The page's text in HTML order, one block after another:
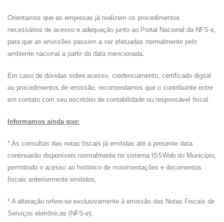
Orientamos que as empresas já realizem os procedimentos
necessários de acesso e adequação junto ao Portal Nacional da NFS-e,
para que as emissões passem a ser efetuadas normalmente pelo
ambiente nacional a partir da data mencionada.
Em caso de dúvidas sobre acesso, credenciamento, certificado digital
ou procedimentos de emissão, recomendamos que o contribuinte entre
em contato com seu escritório de contabilidade ou responsável fiscal.
Informamos ainda que:
* As consultas das notas fiscais já emitidas até a presente data
continuarão disponíveis normalmente no sistema ISSWeb do Município,
permitindo o acesso ao histórico de movimentações e documentos
fiscais anteriormente emitidos;
* A alteração refere-se exclusivamente à emissão das Notas Fiscais de
Serviços eletrônicas (NFS-e);